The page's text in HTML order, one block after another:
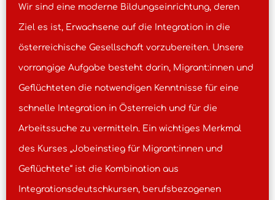
Wir sind eine moderne Bildungseinrichtung, deren
Ziel es ist, Erwachsene auf die Integration in die
österreichische Gesellschaft vorzubereiten. Unsere
vorrangige Aufgabe besteht darin, Migrant:innen und
Geflüchteten die notwendigen Kenntnisse für eine
schnelle Integration in Österreich und für die
Arbeitssuche zu vermitteln. Ein wichtiges Merkmal
des Kurses „Jobeinstieg für Migrant:innen und
Geflüchtete“ ist die Kombination aus
Integrationsdeutschkursen, berufsbezogenen